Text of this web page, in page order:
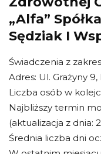
„Alfa”
Sędziak I
Świadczenia z
Adres: Ul. Grażyny 9,
Liczba osób w
Najbliższy termin
(aktualizacja z dnia:
Średnia liczba dni